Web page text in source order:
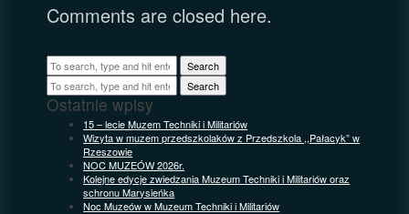
Comments are closed here.
Search
Search
Ostatnie wpisy
15 – lecie Muzem Techniki i Militariów
Wizyta w muzem przedszkolaków z Przedszkola ,,Pałacyk” w
Rzeszowie
NOC MUZEÓW 2026r.
Kolejne edycje zwiedzania Muzeum Techniki i Militariów oraz
schronu Marysieńka
Noc Muzeów w Muzeum Techniki i Militariów